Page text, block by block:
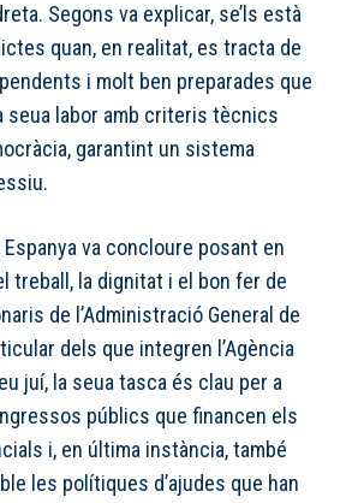
Segons va explicar, se’ls està
quan, en realitat, es tracta de
i molt ben preparades que
seua labor amb criteris tècnics
garantint un sistema
va concloure posant en
treball, la dignitat i el bon fer de
de l’Administració General de
dels que integren l’Agència
juí, la seua tasca és clau per a
públics que financen els
i, en última instància, també
les polítiques d’ajudes que han